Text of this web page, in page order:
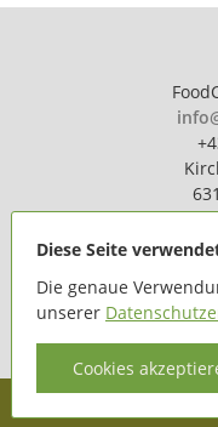
Diese Seite
Die genaue
unserer
Cookies